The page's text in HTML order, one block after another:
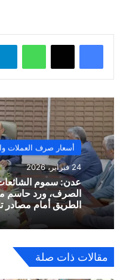
واتساب
أسعار صرف العملات
24 فبراير، 2026
​عدن: سموم
الصرف، ورد حاسم
الطريق أمام مصادر
مقالات ذات صلة